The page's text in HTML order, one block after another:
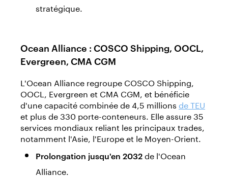
stratégique.
Ocean Alliance : COSCO Shipping, OOCL,
Evergreen, CMA CGM
L'Ocean Alliance regroupe COSCO Shipping,
OOCL, Evergreen et CMA CGM, et bénéficie
d'une capacité combinée de 4,5 millions de TEU
et plus de 330 porte-conteneurs. Elle assure 35
services mondiaux reliant les principaux trades,
notamment l'Asie, l'Europe et le Moyen-Orient.
Prolongation jusqu'en 2032de l'Ocean
Alliance.